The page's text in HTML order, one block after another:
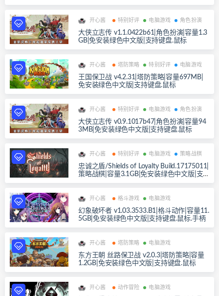
键盘.鼠标
开心酱 特别好评 电脑游戏 角色扮演
大侠立志传 v1.1.0422b61|角色扮演|容量1.3
GB|免安装绿色中文版|支持键盘.鼠标
开心酱 塔防策略 特别好评 电脑游戏
王国保卫战 v4.2.31|塔防策略|容量697MB|
免安装绿色中文版|支持键盘.鼠标
开心酱 特别好评 电脑游戏 角色扮演
大侠立志传 v0.9.1017b47|角色扮演|容量94
3MB|免安装绿色中文版|支持键盘.鼠标
开心酱 特别好评 电脑游戏 策略战棋
忠诚之盾/Shields of Loyalty Build.17175011|
策略战棋|容量3.1GB|免安装绿色中文版|支
持键盘.鼠标
开心酱 格斗游戏 电脑游戏
幻象破坏者 v1.03.3533.B1|格斗动作|容量11.
5GB|免安装绿色中文版|支持键盘.鼠标.手柄
开心酱 塔防策略 电脑游戏
东方王朝 丝路保卫战 v2.0.3|塔防策略|容量
1.2GB|免安装绿色中文版|支持键盘.鼠标
开心酱 动作冒险 电脑游戏